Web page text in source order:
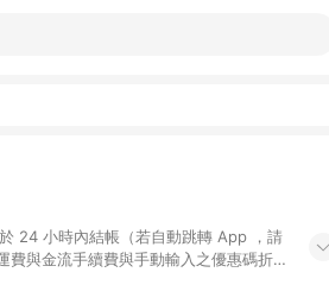
24 小時內結帳（若自動跳轉 App ，請
與金流手續費與手動輸入之優惠碼折